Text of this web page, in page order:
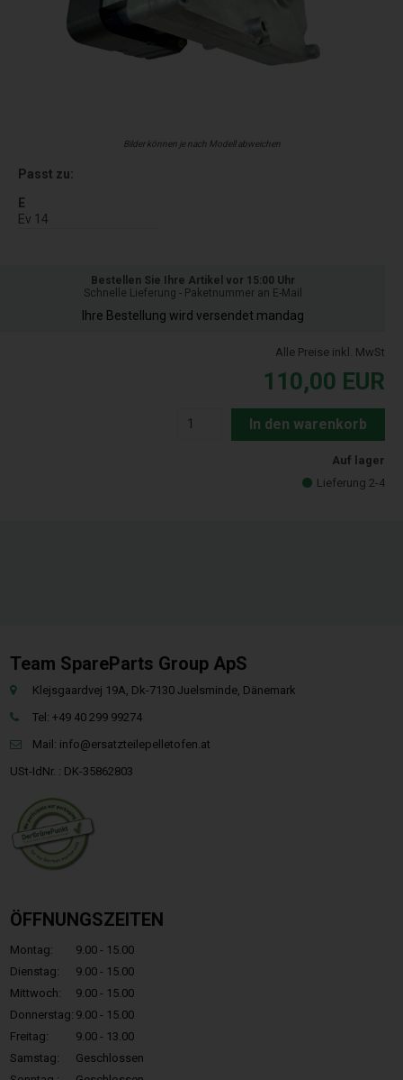
Bilder können je nach Modell abweichen
Passt zu:
E
Ev 14
Bestellen Sie Ihre Artikel vor 15:00 Uhr
Schnelle Lieferung - Paketnummer an E-Mail
Ihre Bestellung wird versendet mandag
Alle Preise inkl. MwSt
110,00 EUR
In den warenkorb
Auf lager
Lieferung 2-4
Team SpareParts Group ApS
Klejsgaardvej 19A, Dk-7130 Juelsminde, Dänemark
Tel: +49 40 299 99274
Mail: info@ersatzteilepelletofen.at
USt-IdNr. : DK-35862803
ÖFFNUNGSZEITEN
Montag:
9.00 - 15.00
Dienstag:
9.00 - 15.00
Mittwoch:
9.00 - 15.00
Donnerstag: 9.00 - 15.00
Freitag:
9.00 - 13.00
Samstag:
Geschlossen